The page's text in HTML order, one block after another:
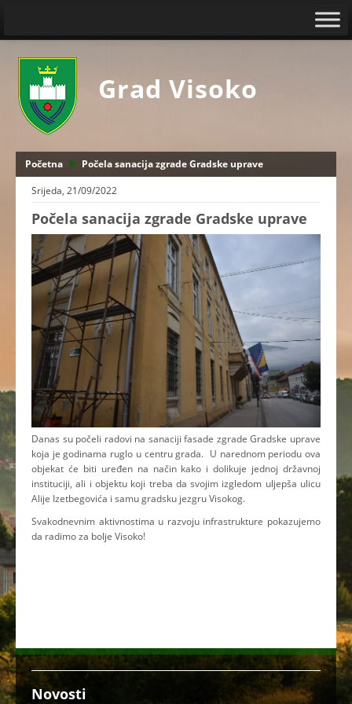
Grad Visoko
Početna
Počela sanacija zgrade Gradske uprave
Srijeda, 21/09/2022
Počela sanacija zgrade Gradske uprave
Danas su počeli radovi na sanaciji fasade zgrade Gradske uprave
koja je godinama ruglo u centru grada. U narednom periodu ova
objekat će biti uređen na način kako i dolikuje jednoj državnoj
instituciji, ali i objektu koji treba da svojim izgledom uljepša ulicu
Alije Izetbegovića i samu gradsku jezgru Visokog.
Svakodnevnim aktivnostima u razvoju infrastrukture pokazujemo
da radimo za bolje Visoko!
Novosti